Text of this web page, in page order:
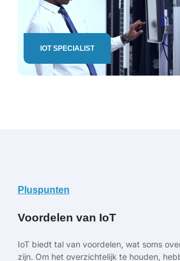
IOT SPECIALIST
Pluspunten
Voordelen van IoT
IoT biedt tal van voordelen, wat soms
zijn. Om het overzichtelijk te houden,